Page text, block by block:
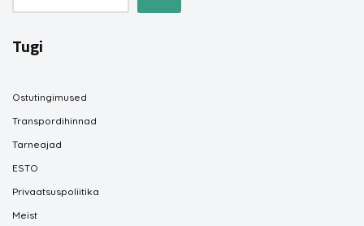
Tugi
Ostutingimused
Transpordihinnad
Tarneajad
ESTO
Privaatsuspoliitika
Meist